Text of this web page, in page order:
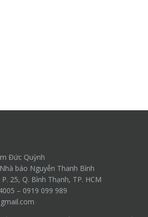
Đức Quỳnh
báo Nguyễn Thanh Bình
25, Q. Bình Thạnh, TP. HCM
– 0919 099 989